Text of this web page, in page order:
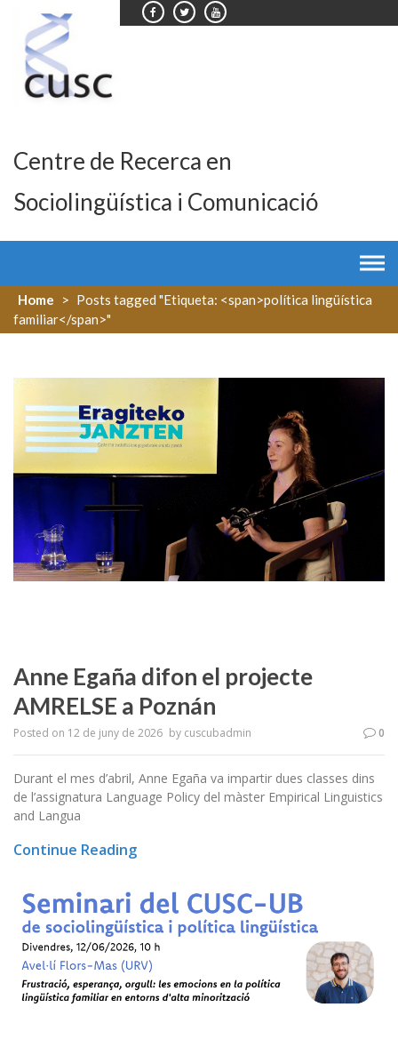
content
Centre de Recerca en
Sociolingüística i Comunicació
Home > Posts tagged "Etiqueta: <span>política lingüística
familiar</span>"
Anne Egaña difon el projecte
AMRELSE a Poznán
Posted on 12 de juny de 2026 by cuscubadmin 0
Durant el mes d’abril, Anne Egaña va impartir dues classes dins
de l’assignatura Language Policy del màster Empirical Linguistics
and Langua
Continue Reading